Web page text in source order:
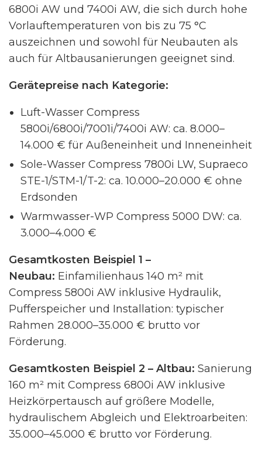
6800i AW und 7400i AW, die sich durch hohe
Vorlauftemperaturen von bis zu 75 °C
auszeichnen und sowohl für Neubauten als
auch für Altbausanierungen geeignet sind.
Gerätepreise nach Kategorie:
Luft-Wasser Compress
5800i/6800i/7001i/7400i AW: ca. 8.000–
14.000 € für Außeneinheit und Inneneinheit
Sole-Wasser Compress 7800i LW, Supraeco
STE-1/STM-1/T-2: ca. 10.000–20.000 € ohne
Erdsonden
Warmwasser-WP Compress 5000 DW: ca.
3.000–4.000 €
Gesamtkosten Beispiel 1 –
Neubau: Einfamilienhaus 140 m² mit
Compress 5800i AW inklusive Hydraulik,
Pufferspeicher und Installation: typischer
Rahmen 28.000–35.000 € brutto vor
Förderung.
Gesamtkosten Beispiel 2 – Altbau: Sanierung
160 m² mit Compress 6800i AW inklusive
Heizkörpertausch auf größere Modelle,
hydraulischem Abgleich und Elektroarbeiten:
35.000–45.000 € brutto vor Förderung.